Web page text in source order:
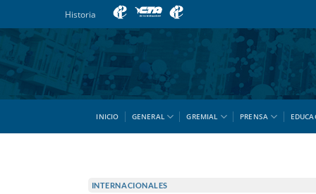
al
contenido
Historia
INICIO GENERAL GREMIAL PRENSA
INTERNACIONALES